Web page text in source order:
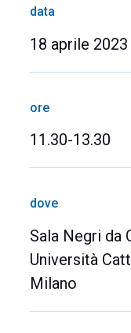
data
18 aprile 2023
ore
11.30-13.30
dove
Sala Negri da
Università
Milano